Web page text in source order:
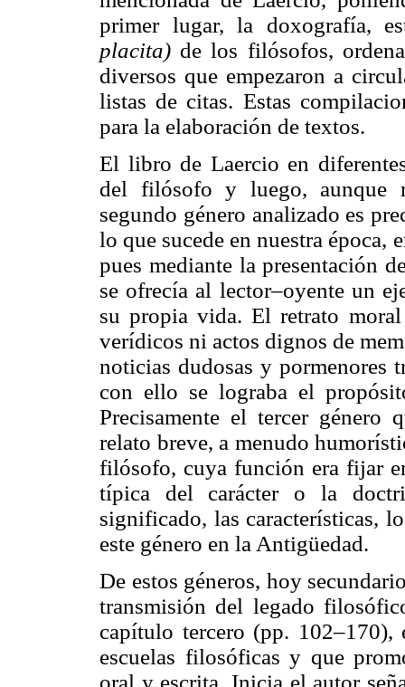
primer lugar, la doxografía,
placita) de los filósofos,
diversos que empezaron a
listas de citas. Estas
para la elaboración de textos.
El libro de Laercio en
del filósofo y luego, aunque
segundo género analizado es
lo que sucede en nuestra época,
pues mediante la presentación
se ofrecía al lector–oyente un
su propia vida. El retrato moral
verídicos ni actos dignos de
noticias dudosas y pormenores
con ello se lograba el
Precisamente el tercer género
relato breve, a menudo
filósofo, cuya función era fijar
típica del carácter o la
significado, las características,
este género en la Antigüedad.
De estos géneros, hoy
transmisión del legado
capítulo tercero (pp.
escuelas filosóficas y que